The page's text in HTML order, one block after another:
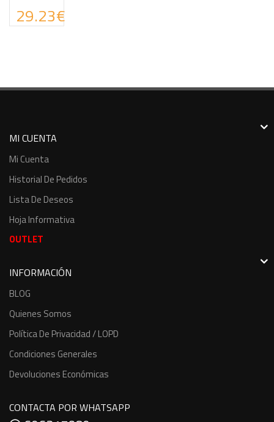
29.23€
MI CUENTA
Mi Cuenta
Historial De Pedidos
Lista De Deseos
Hoja Informativa
OUTLET
INFORMACIÓN
BLOG
Quienes Somos
Política De Privacidad / LOPD
Condiciones Generales
Devoluciones Económicas
CONTACTA POR WHATSAPP